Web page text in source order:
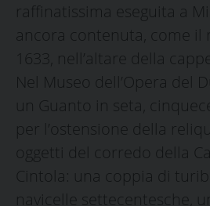
raffinatissima eseguita a
ancora contenuta, come il
1633, nell’altare della
Nel Museo dell’Opera del
un Guanto in seta,
per l’ostensione della
oggetti del corredo della
Cintola: una coppia di
navicelle settecentesche,